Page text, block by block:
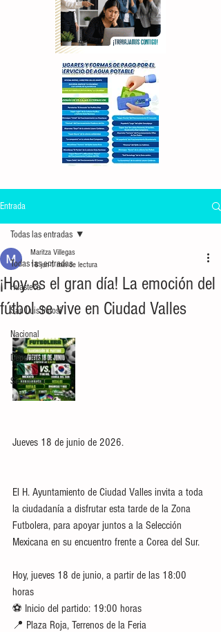
Entrada
Todas las entradas
Huasteca
San Luis Potosí
Nacional
Deportes
Seguridad
Todas las entradas
¡Hoy es el gran día! La emoción del
fútbol se vive en Ciudad Valles
Maritza Villegas
18 jun1 min de lectura
Jueves 18 de junio de 2026.
El H. Ayuntamiento de Ciudad Valles invita a toda
la ciudadanía a disfrutar esta tarde de la Zona
Futbolera, para apoyar juntos a la Selección
Mexicana en su encuentro frente a Corea del Sur.
Hoy, jueves 18 de junio, a partir de las 18:00
horas
⚽ Inicio del partido: 19:00 horas
📍 Plaza Roja, Terrenos de la Feria